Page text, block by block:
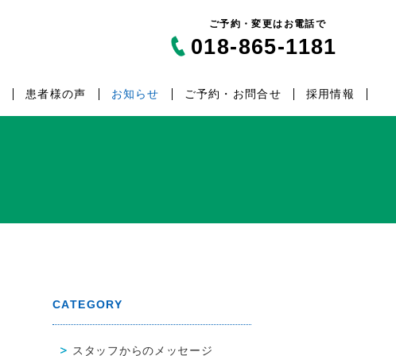
ご予約・変更はお電話で
018-865-1181
患者様の声 お知らせ ご予約・お問合せ 採用情報
CATEGORY
スタッフからのメッセージ